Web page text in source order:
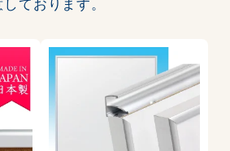
ております。